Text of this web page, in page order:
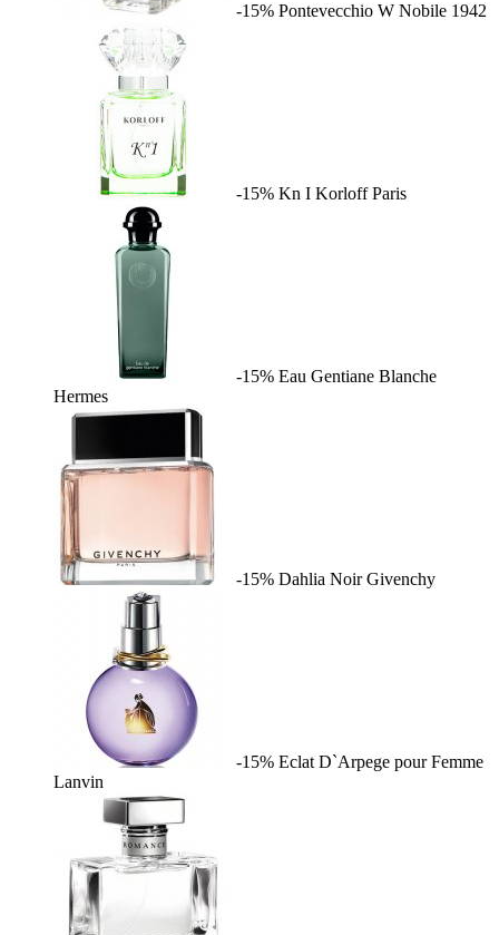
-15% Pontevecchio W Nobile 1942
-15% Kn I Korloff Paris
-15% Eau Gentiane Blanche
Hermes
-15% Dahlia Noir Givenchy
-15% Eclat D`Arpege pour Femme
Lanvin